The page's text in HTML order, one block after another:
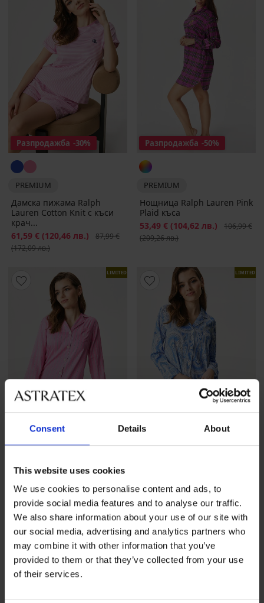
Consent Details About
This website uses cookies
We use cookies to personalise content and ads, to
provide social media features and to analyse our traffic.
We also share information about your use of our site with
our social media, advertising and analytics partners who
may combine it with other information that you’ve
provided to them or that they’ve collected from your use
of their services.
Разпродажба -30%
PREMIUM
Дамска пижама Ralph
Lauren Cotton Knit с къси
крач...
Намаление
61,59 € (120,46 лв.) Първоначална цена
87,99 €
(172,09 лв.)
Разпродажба -50%
PREMIUM
Нощница Ralph Lauren Pink
Plaid къса
Намаление
53,49 € (104,62 лв.)
106,99 €
(209,26 лв.)
LIMITED
Дамска нощница Ralph
Lauren Cotton Sateen къса
98,99 €(193,61 лв.)
LIMITED
Дамска нощница Ralph
Lauren Cotton Lawn къса
98,99 € (193,61 лв.)
LIMITED